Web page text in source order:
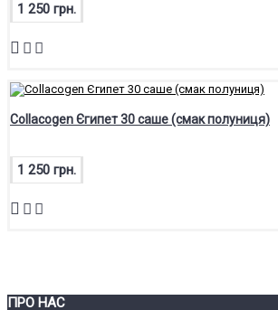
1 250 грн.
Collacogen Єгипет 30 саше (смак полуниця)
1 250 грн.
ПРО НАС